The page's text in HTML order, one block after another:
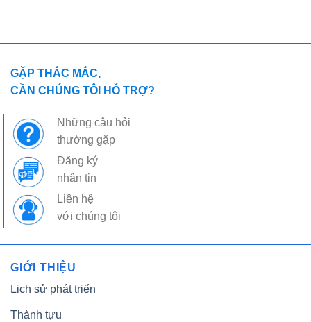
GẶP THẮC MẮC,
CẦN CHÚNG TÔI HỖ TRỢ?
Những câu hỏi
thường gặp
Đăng ký
nhận tin
Liên hệ
với chúng tôi
GIỚI THIỆU
Lịch sử phát triển
Thành tựu